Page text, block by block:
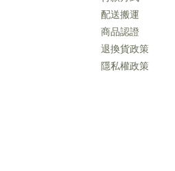
配送搬運
商品認證
退換貨政策
隱私權政策